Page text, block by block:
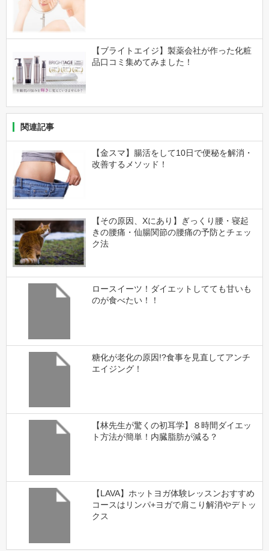
【ブライトエイジ】製薬会社が作った化粧
品口コミ集めてみました！
関連記事
【金スマ】腸活をして10日で便秘を解消・
改善するメソッド！
【その原因、Xにあり】ぎっくり腰・寝起
きの腰痛・仙腸関節の腰痛の予防とチェッ
ク法
ロースイーツ！ダイエットしてても甘いも
のが食べたい！！
糖化が老化の原因!?食事を見直してアンチ
エイジング！
【林先生が驚くの初耳学】８時間ダイエッ
ト方法が簡単！内臓脂肪が減る？
【LAVA】ホットヨガ体験レッスンおすすめ
コースはリンパ+ヨガで肩こり解消やデトッ
クス